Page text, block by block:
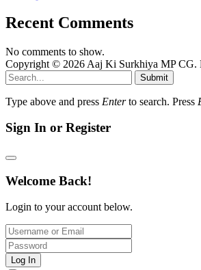
Recent Comments
No comments to show.
Copyright © 2026 Aaj Ki Surkhiya MP CG.
Submit
Type above and press Enterto search. Press
Sign In or Register
Welcome Back!
Login to your account below.
Log In